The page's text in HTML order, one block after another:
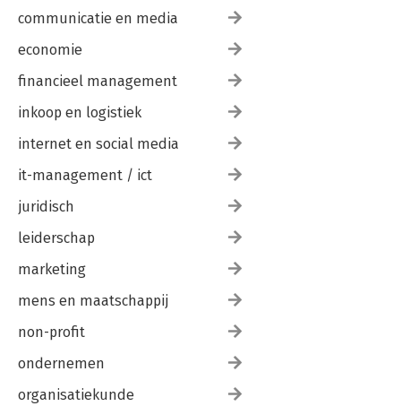
communicatie en media
economie
financieel management
inkoop en logistiek
internet en social media
it-management / ict
juridisch
leiderschap
marketing
mens en maatschappij
non-profit
ondernemen
organisatiekunde